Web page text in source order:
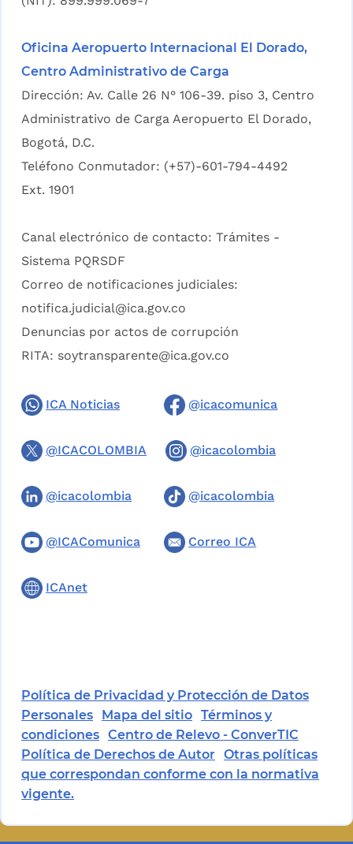
Oficina Aeropuerto Internacional El Dorado,
Centro Administrativo de Carga
Dirección: Av. Calle 26 N° 106-39. piso 3, Centro
Administrativo de Carga Aeropuerto El Dorado,
Bogotá, D.C.
Teléfono Conmutador: (+57)-601-794-4492
Ext. 1901
Canal electrónico de contacto: Trámites -
Sistema PQRSDF
Correo de notificaciones judiciales:
notifica.judicial@ica.gov.co
Denuncias por actos de corrupción
RITA: soytransparente@ica.gov.co
ICA Noticias @icacomunica
@ICACOLOMBIA @icacolombia
@icacolombia @icacolombia
@ICAComunica Correo ICA
ICAnet
Política de Privacidad y Protección de Datos
Personales
Mapa del sitio Términos y
condiciones Centro de Relevo - ConverTIC
Política de Derechos de Autor Otras políticas
que correspondan conforme con la normativa
vigente.